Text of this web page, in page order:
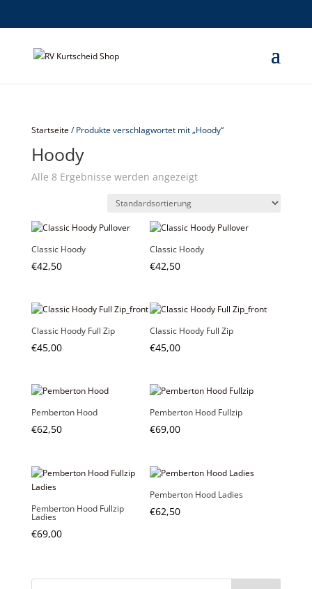
Startseite/ Produkte verschlagwortet mit „Hoody“
Hoody
Alle 8 Ergebnisse werden angezeigt
Classic Hoody
€42,50
Classic Hoody
€42,50
Classic Hoody Full Zip
€45,00
Classic Hoody Full Zip
€45,00
Pemberton Hood
€62,50
Pemberton Hood Fullzip
€69,00
Pemberton Hood Fullzip
Ladies
€69,00
Pemberton Hood Ladies
€62,50